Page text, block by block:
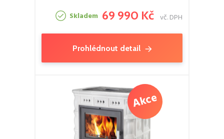
Skladem 69 990 Kč vč. DPH
Prohlédnout detail